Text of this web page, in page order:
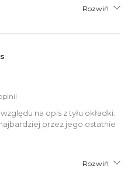
Rozwiń
na opis z tyłu okładki.
przez jego ostatnie
Rozwiń